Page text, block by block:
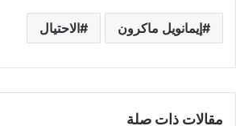
إيمانويل ماكرون الاحتيال
مقالات ذات صلة